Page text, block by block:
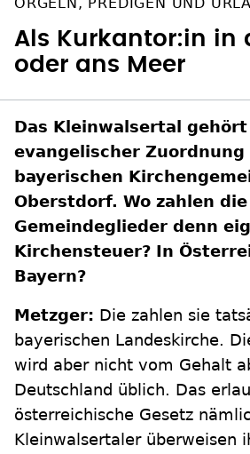
Als Kurkantor:in in
oder ans Meer
Das Kleinwalsertal gehört
evangelischer Zuordnung
bayerischen
Oberstdorf. Wo zahlen die
Gemeindeglieder denn
Kirchensteuer? In
Bayern?
Metzger: Die zahlen sie
bayerischen Landeskirche.
wird aber nicht vom Gehalt
Deutschland üblich. Das
österreichische Gesetz
Kleinwalsertaler überweisen